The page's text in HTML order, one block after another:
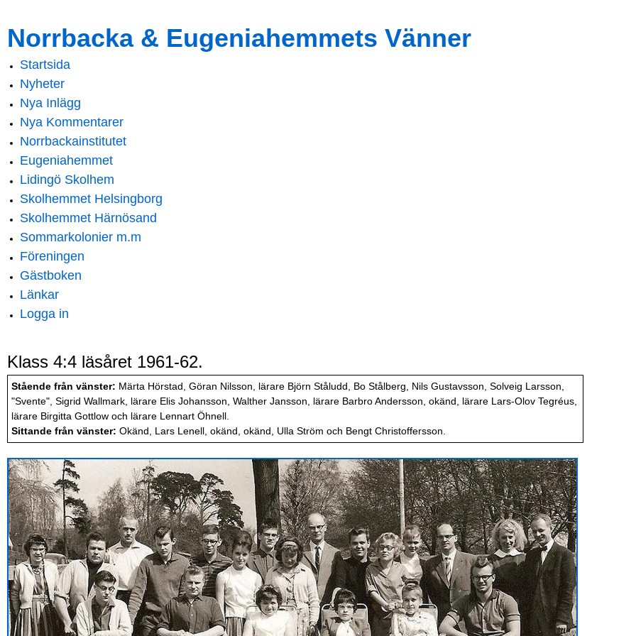
main
content
navigation
Norrbacka & Eugeniahemmets Vänner
Main menu
Startsida
Nyheter
Nya Inlägg
Nya Kommentarer
Norrbackainstitutet
Eugeniahemmet
Lidingö Skolhem
Skolhemmet Helsingborg
Skolhemmet Härnösand
Sommarkolonier m.m
Föreningen
Gästboken
Länkar
Logga in
Klass 4:4 läsåret 1961-62.
Stående från vänster: Märta Hörstad, Göran Nilsson, lärare Björn Ståludd, Bo Stålberg, Nils Gustavsson, Solveig Larsson,
"Svente", Sigrid Wallmark, lärare Elis Johansson, Walther Jansson, lärare Barbro Andersson, okänd, lärare Lars-Olov Tegréus,
lärare Birgitta Gottlow och lärare Lennart Öhnell.
Sittande från vänster: Okänd, Lars Lenell, okänd, okänd, Ulla Ström och Bengt Christoffersson.